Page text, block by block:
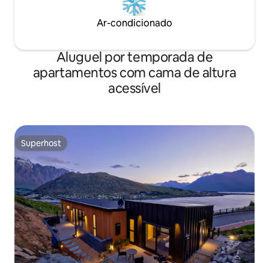
Ar-condicionado
Aluguel por temporada de
apartamentos com cama de altura
acessível
Superhost
Superhost